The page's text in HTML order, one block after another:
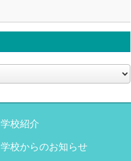
学校紹介
学校からのお知らせ